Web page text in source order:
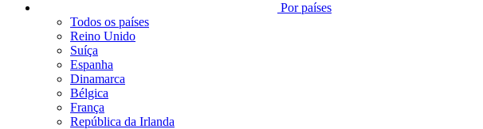
Por países
Todos os países
Reino Unido
Suíça
Espanha
Dinamarca
Bélgica
França
República da Irlanda